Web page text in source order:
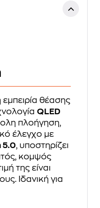
εμπειρία θέασης
QLED
πλοήγηση,
έλεγχο με
5.0, υποστηρίζει
κομψός
της είναι
Ιδανική για